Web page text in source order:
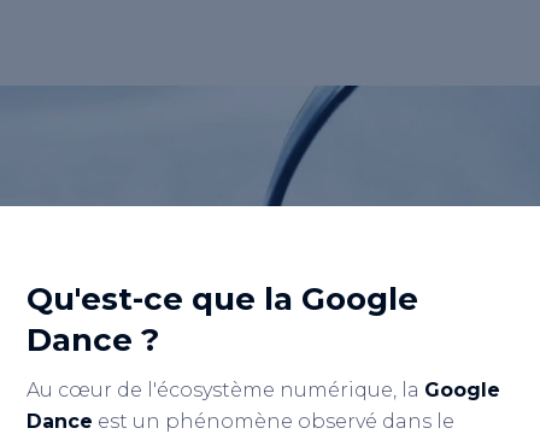
Qu'est-ce que la Google
Dance ?
Au cœur de l'écosystème numérique, la Google
Dance est un phénomène observé dans le